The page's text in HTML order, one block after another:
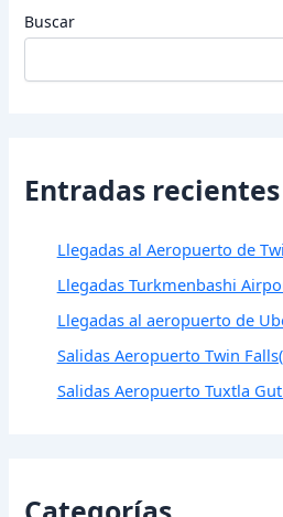
Buscar
Entradas recientes
Llegadas al Aeropuerto de
Llegadas Turkmenbashi
Llegadas al aeropuerto de
Salidas Aeropuerto Twin
Salidas Aeropuerto Tuxtla